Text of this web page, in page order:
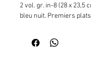
2 vol. gr. in-8 (28 x 23,5
bleu nuit. Premiers
du tigre Shere Khan
du clan de Seeonee,